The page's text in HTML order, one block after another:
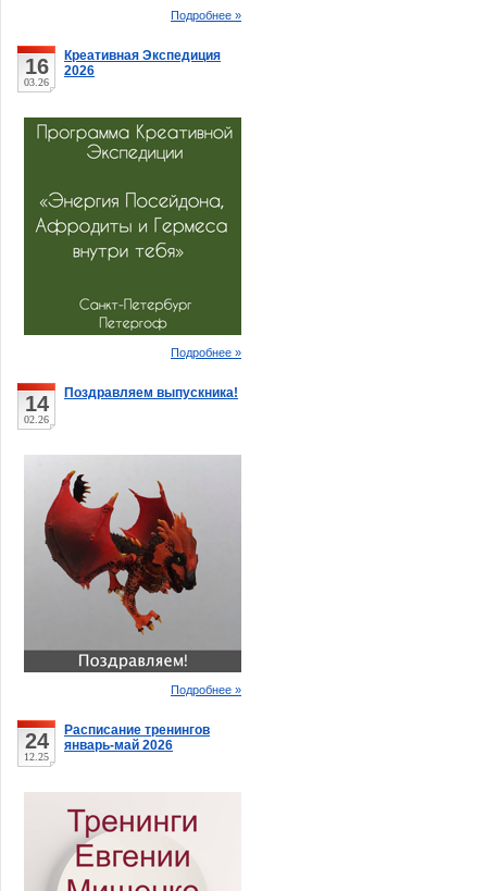
Подробнее »
Креативная Экспедиция
2026
16
03.26
Подробнее »
Поздравляем выпускника!
14
02.26
Подробнее »
Расписание тренингов
январь-май 2026
24
12.25